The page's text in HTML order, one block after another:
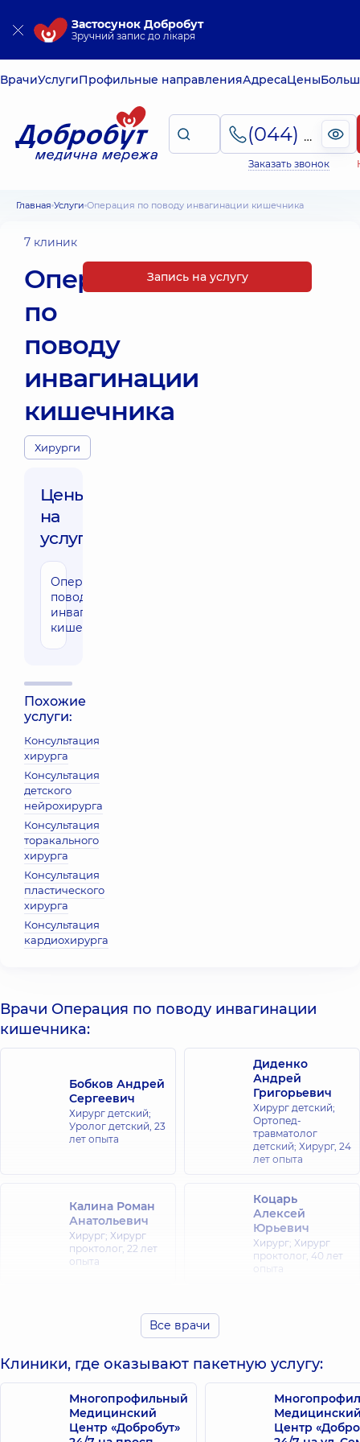
Застосунок Добробут
Зручний запис до лікаря
ВрачиУслугиПрофильные направленияАдресаЦены
(044) 495-2-888
Заказать звонок
Главная Услуги Операция по поводу инвагинации кишечника
7 клиник
Операция
по
поводу
инвагинации
кишечника
Хирурги
Цены
на
услуги:
Операция по
поводу
инвагинации
кишечника
Похожие
услуги:
Консультация
хирурга
Консультация
детского
нейрохирурга
Консультация
торакального
хирурга
Консультация
пластического
хирурга
Консультация
кардиохирурга
Запись на услугу
Врачи Операция по поводу инвагинации
кишечника:
Бобков Андрей
Сергеевич
Хирург детский;
Уролог детский, 23
лет опыта
Диденко
Андрей
Григорьевич
Хирург детский;
Ортопед-
травматолог
детский; Хирург, 24
лет опыта
Калина Роман
Анатольевич
Хирург; Хирург
проктолог, 22 лет
опыта
Коцарь
Алексей
Юрьевич
Хирург; Хирург
проктолог, 40 лет
опыта
Васильевич
проктолог,30 лет
Уролог детский,
лет опыта
Сазонов
Константин
Стахов
Все врачи
Клиники, где оказывают пакетную услугу:
Многопрофильный
Медицинский
Центр «Добробут»
Центр